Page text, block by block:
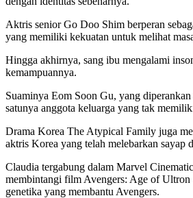
Aktris senior Go Doo Shim berperan
yang memiliki kekuatan untuk melihat
Hingga akhirnya, sang ibu mengalami
kemampuannya.
Suaminya Eom Soon Gu, yang
satunya anggota keluarga yang tak
Drama Korea The Atypical Family juga
aktris Korea yang telah melebarkan sayap
Claudia tergabung dalam Marvel
membintangi film Avengers: Age of Ultron
genetika yang membantu Avengers.